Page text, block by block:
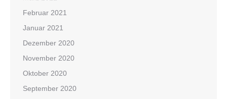
Februar 2021
Januar 2021
Dezember 2020
November 2020
Oktober 2020
September 2020